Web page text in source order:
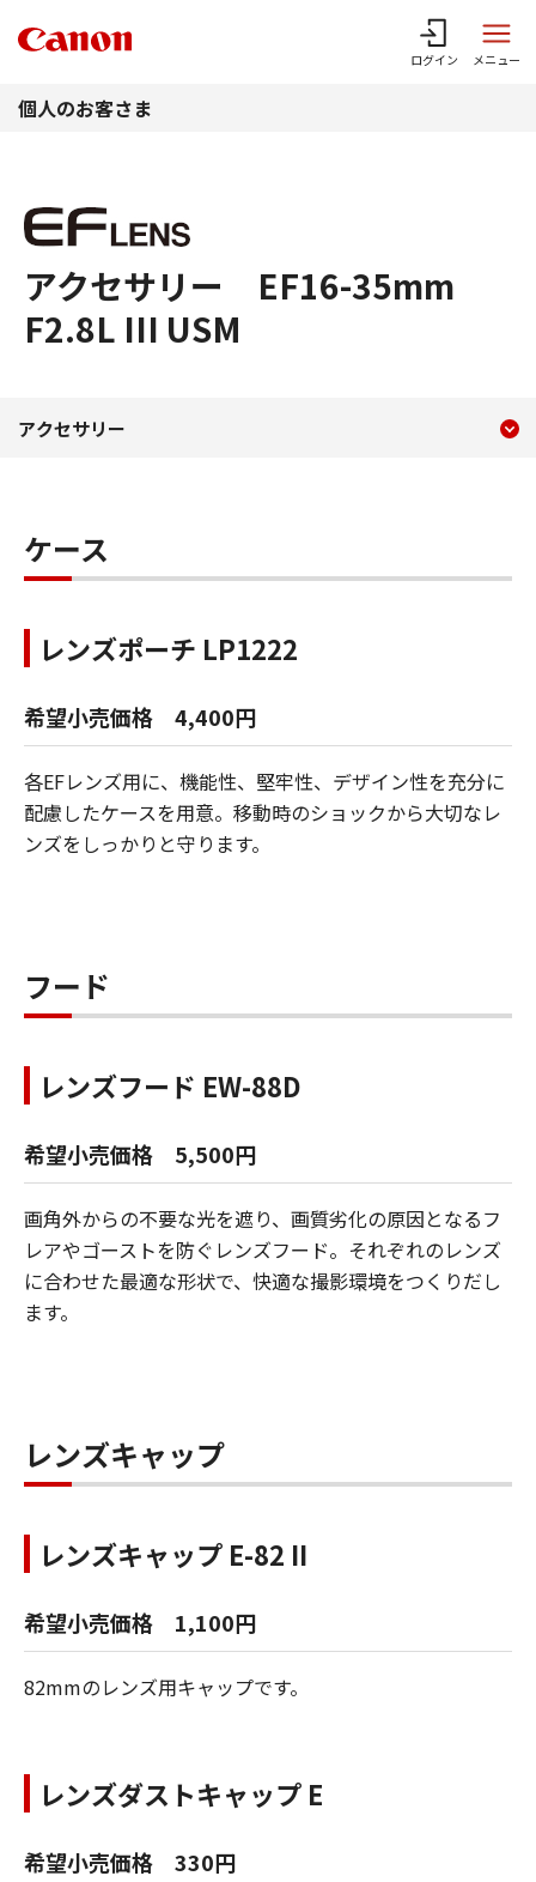
ログイン メニュー
個人のお客さま
アクセサリー EF16-35mm
F2.8L III USM
アクセサリー EF16-
アクセサリー
ケース
レンズポーチ LP1222
希望小売価格 4,400円
各EFレンズ用に、機能性、堅牢性、デザイン性を充分に
配慮したケースを用意。移動時のショックから大切なレ
ンズをしっかりと守ります。
フード
レンズフード EW-88D
希望小売価格 5,500円
画角外からの不要な光を遮り、画質劣化の原因となるフ
レアやゴーストを防ぐレンズフード。それぞれのレンズ
に合わせた最適な形状で、快適な撮影環境をつくりだし
ます。
レンズキャップ
レンズキャップ E-82 II
希望小売価格 1,100円
82mmのレンズ用キャップです。
レンズダストキャップ E
希望小売価格 330円